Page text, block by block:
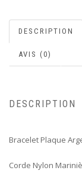
DESCRIPTION
AVIS (0)
DESCRIPTION
Bracelet Plaque
Corde Nylon